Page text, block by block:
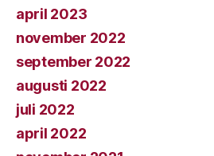
april 2023
november 2022
september 2022
augusti 2022
juli 2022
april 2022